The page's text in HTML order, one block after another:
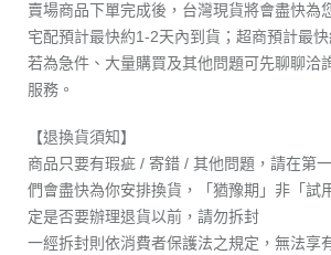
賣場商品下單完成後，台灣現貨將會盡快為
宅配預計最快約1-2天內到貨；超商預計最快
若為急件、大量購買及其他問題可先聊聊洽
服務。
【退換貨須知】
商品只要有瑕疵 / 寄錯 / 其他問題，請在第
們會盡快為你安排換貨，「猶豫期」非「試
定是否要辦理退貨以前，請勿拆封
一經拆封則依消費者保護法之規定，無法享